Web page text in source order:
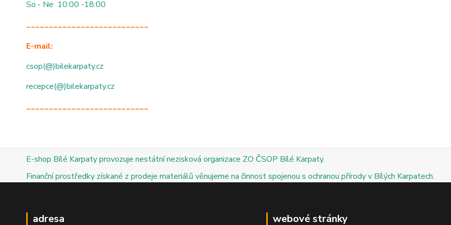
So - Ne 10:00 -18:00
___________________________
E-mail:
csop(@)bilekarpaty.cz
recepce(@)bilekarpaty.cz
___________________________
E-shop Bílé Karpaty provozuje nestátní nezisková organizace ZO ČSOP Bílé Karpaty.
Finanční prostředky získané z prodeje materiálů věnujeme na činnost spojenou s ochranou přírody v Bílých Karpatech.
adresa webové stránky